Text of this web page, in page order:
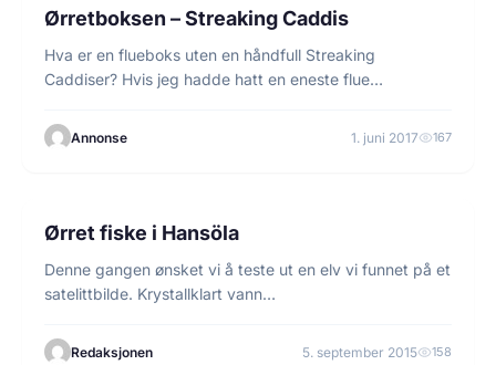
BINDEBESKRIVELSE
Ørretboksen – Streaking Caddis
Hva er en flueboks uten en håndfull Streaking
Caddiser? Hvis jeg hadde hatt en eneste flue…
Annonse 1. juni 2017 167
FLUEFISKE
Ørret fiske i Hansöla
Denne gangen ønsket vi å teste ut en elv vi funnet på et
satelittbilde. Krystallklart vann…
Redaksjonen 5. september 2015 158